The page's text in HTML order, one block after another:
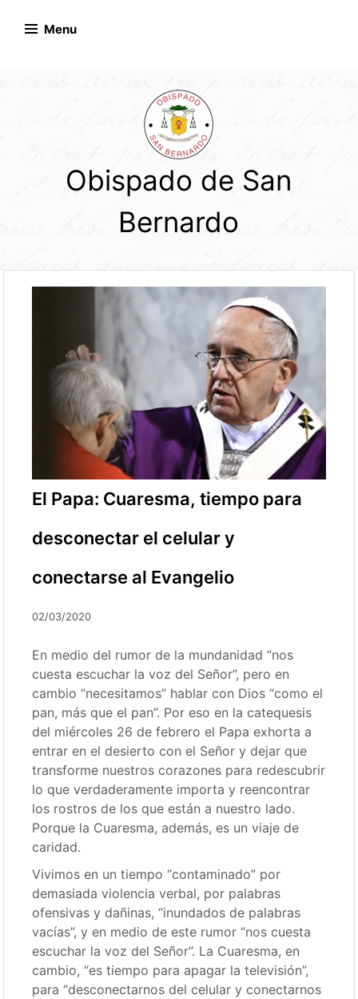
Menu
Obispado de San
Bernardo
El Papa: Cuaresma, tiempo para
desconectar el celular y
conectarse al Evangelio
02/03/2020
En medio del rumor de la mundanidad “nos
cuesta escuchar la voz del Señor”, pero en
cambio “necesitamos” hablar con Dios “como el
pan, más que el pan”. Por eso en la catequesis
del miércoles 26 de febrero el Papa exhorta a
entrar en el desierto con el Señor y dejar que
transforme nuestros corazones para redescubrir
lo que verdaderamente importa y reencontrar
los rostros de los que están a nuestro lado.
Porque la Cuaresma, además, es un viaje de
caridad.
Vivimos en un tiempo “contaminado” por
demasiada violencia verbal, por palabras
ofensivas y dañinas, “inundados de palabras
vacías”, y en medio de este rumor “nos cuesta
escuchar la voz del Señor”. La Cuaresma, en
cambio, “es tiempo para apagar la televisión”,
para “desconectarnos del celular y conectarnos